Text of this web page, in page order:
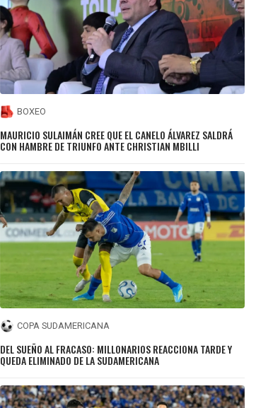
BOXEO
MAURICIO SULAIMÁN CREE QUE EL CANELO ÁLVAREZ SALDRÁ
CON HAMBRE DE TRIUNFO ANTE CHRISTIAN MBILLI
COPA SUDAMERICANA
DEL SUEÑO AL FRACASO: MILLONARIOS REACCIONA TARDE Y
QUEDA ELIMINADO DE LA SUDAMERICANA